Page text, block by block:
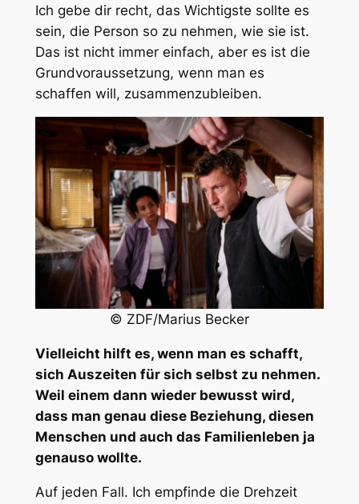
Ich gebe dir recht, das Wichtigste sollte es
sein, die Person so zu nehmen, wie sie ist.
Das ist nicht immer einfach, aber es ist die
Grundvoraussetzung, wenn man es
schaffen will, zusammenzubleiben.
© ZDF/Marius Becker
Vielleicht hilft es, wenn man es schafft,
sich Auszeiten für sich selbst zu nehmen.
Weil einem dann wieder bewusst wird,
dass man genau diese Beziehung, diesen
Menschen und auch das Familienleben ja
genauso wollte.
Auf jeden Fall. Ich empfinde die Drehzeit